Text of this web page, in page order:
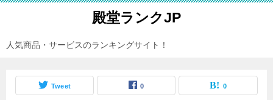
殿堂ランクJP
人気商品・サービスのランキングサイト！
Tweet 0 0